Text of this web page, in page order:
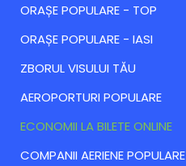
ORAȘE POPULARE - TOP
ORAȘE POPULARE - IASI
ZBORUL VISULUI TĂU
AEROPORTURI POPULARE
ECONOMII LA BILETE ONLINE
COMPANII AERIENE POPULARE